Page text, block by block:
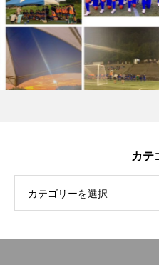
カテ
カテゴリーを選択